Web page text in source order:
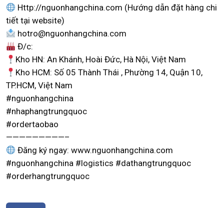
Http://nguonhangchina.com (Hướng dẫn đặt hàng chi
tiết tại website)
hotro@nguonhangchina.com
Đ/c:
Kho HN: An Khánh, Hoài Đức, Hà Nội, Việt Nam
Kho HCM: Số 05 Thành Thái , Phường 14, Quận 10,
TP.HCM, Việt Nam
#nguonhangchina
#nhaphangtrungquoc
#ordertaobao
—————————–
Đăng ký ngay: www.nguonhangchina.com
#nguonhangchina #logistics #dathangtrungquoc
#orderhangtrungquoc